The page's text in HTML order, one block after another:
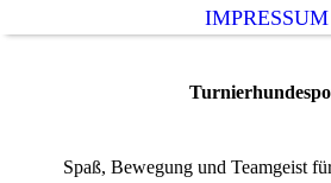
IMPRESSUM
Spaß, Bewegung und Teamgeist